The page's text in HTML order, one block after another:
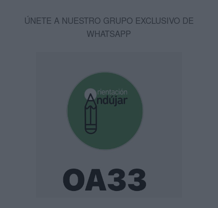
ÚNETE A NUESTRO GRUPO EXCLUSIVO DE
WHATSAPP